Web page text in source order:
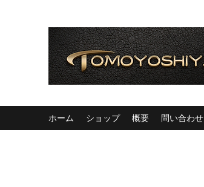
ホーム ショップ 概要 問い合わせ